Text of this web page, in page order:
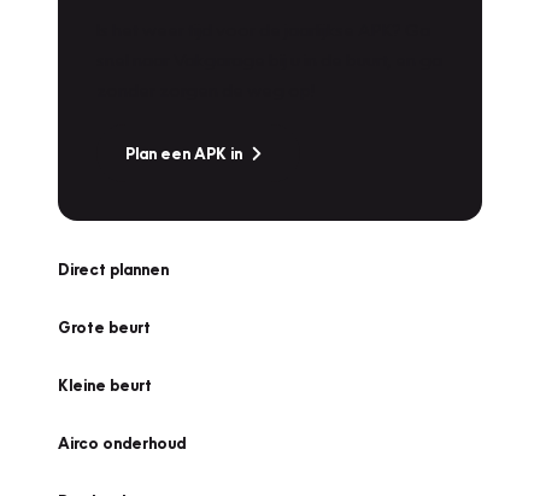
Plan een APK in
Direct plannen
Grote beurt
Kleine beurt
Airco onderhoud